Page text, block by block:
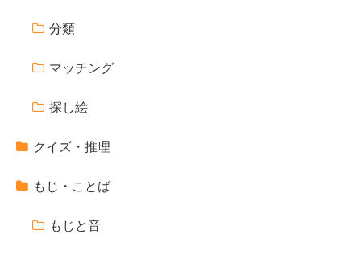
分類
マッチング
探し絵
クイズ・推理
もじ・ことば
もじと音